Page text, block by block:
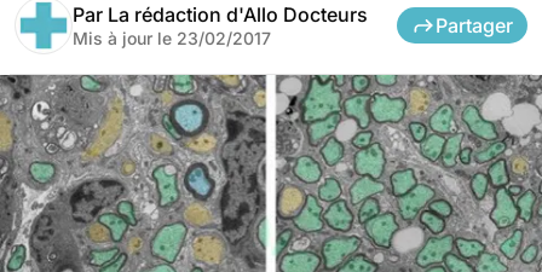
Par La rédaction d'Allo Docteurs
Mis à jour le 23/02/2017
Partager